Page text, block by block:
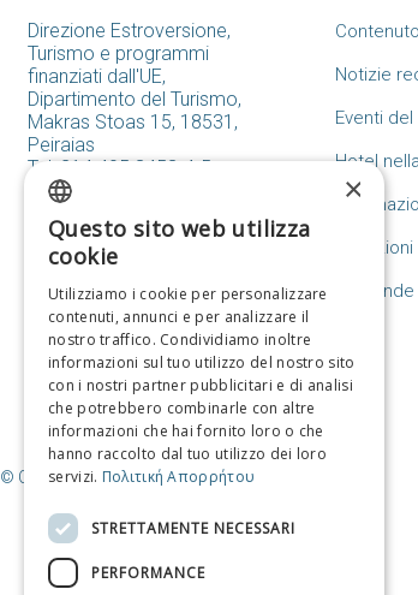
Direzione Estroversione,
Turismo e programmi
finanziati dall'UE,
Dipartimento del Turismo,
Makras Stoas 15, 18531,
Peiraias
Tel: 214.405.3453-4-5
tourismos@piraeus.gov.gr
Modulo di contatto
Notizie
Eventi
Hotel
© Copyright Destinazione Pireo / Comune del Pireo
GREEK
FRENCH
ITALIAN
GERMAN
SPANISH
CHINESE (SIMPLIFIED)
CHINESE
×
Questo sito web utilizza
cookie
Utilizziamo i cookie per personalizzare
contenuti, annunci e per analizzare il
nostro traffico. Condividiamo inoltre
informazioni sul tuo utilizzo del nostro sito
con i nostri partner pubblicitari e di analisi
che potrebbero combinarle con altre
informazioni che hai fornito loro o che
hanno raccolto dal tuo utilizzo dei loro
servizi. Πολιτική Απορρήτου
STRETTAMENTE NECESSARI
PERFORMANCE